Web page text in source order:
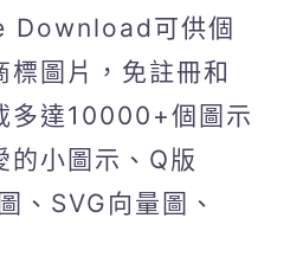
Download可供個
標圖片，免註冊和
多達10000+個圖示
的小圖示、Q版
、SVG向量圖、